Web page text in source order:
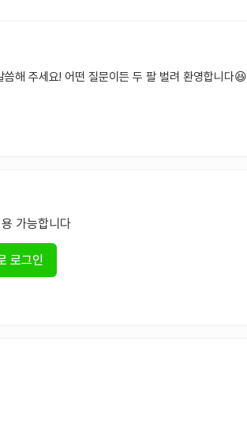
해 주세요! 어떤 질문이든 두 팔 벌려 환영합니다😆
가능합니다
로그인